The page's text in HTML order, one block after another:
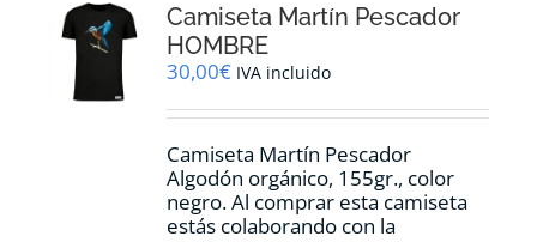
se
elegir
en
la
de
producto
Camiseta Martín Pescador
HOMBRE
30,00€ IVA incluido
Camiseta Martín Pescador
Algodón orgánico, 155gr., color
negro. Al comprar esta camiseta
estás colaborando con la